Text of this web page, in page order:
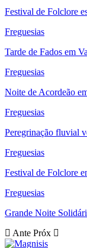
Festival de Folclore
Freguesias
Tarde de Fados em
Freguesias
Noite de Acordeão
Freguesias
Peregrinação fluvial
Freguesias
Festival de Folclore
Freguesias
Grande Noite
Ante Próx